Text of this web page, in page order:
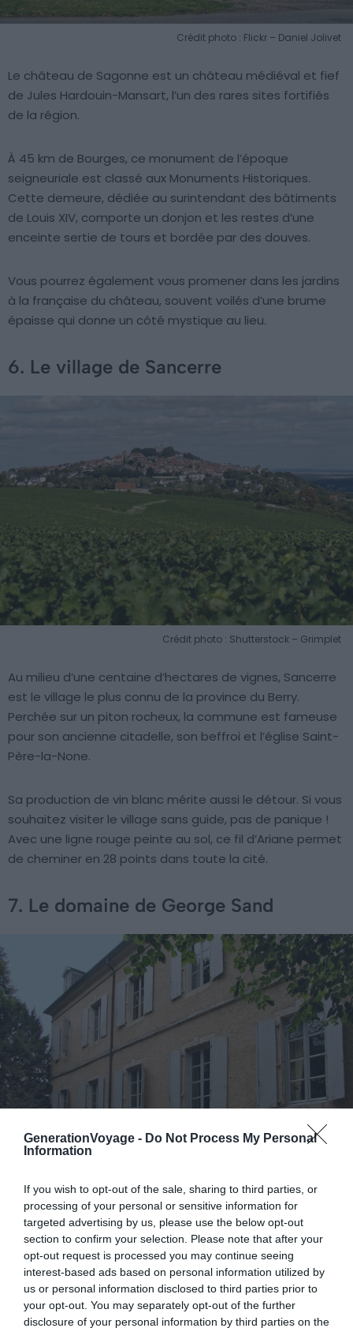
GenerationVoyage - Do Not Process My Personal
Information
If you wish to opt-out of the sale, sharing to third parties, or
processing of your personal or sensitive information for
targeted advertising by us, please use the below opt-out
section to confirm your selection. Please note that after your
opt-out request is processed you may continue seeing
interest-based ads based on personal information utilized by
us or personal information disclosed to third parties prior to
your opt-out. You may separately opt-out of the further
disclosure of your personal information by third parties on the
Crédit photo : Flickr – Daniel Jolivet
Le château de Sagonne est un château médiéval et fief
de Jules Hardouin-Mansart, l’un des rares sites fortifiés
de la région.
À 45 km de Bourges, ce monument de l’époque
seigneuriale est classé aux Monuments Historiques.
Cette demeure, dédiée au surintendant des bâtiments
de Louis XIV, comporte un donjon et les restes d’une
enceinte sertie de tours et bordée par des douves.
Vous pourrez également vous promener dans les jardins
à la française du château, souvent voilés d’une brume
épaisse qui donne un côté mystique au lieu.
6. Le village de Sancerre
Crédit photo : Shutterstock – Grimplet
Au milieu d’une centaine d’hectares de vignes, Sancerre
est le village le plus connu de la province du Berry.
Perchée sur un piton rocheux, la commune est fameuse
pour son ancienne citadelle, son beffroi et l’église Saint-
Père-la-None.
Sa production de vin blanc mérite aussi le détour. Si vous
souhaitez visiter le village sans guide, pas de panique !
Avec une ligne rouge peinte au sol, ce fil d’Ariane permet
de cheminer en 28 points dans toute la cité.
7. Le domaine de George Sand
Crédit photo : Flickr – Daniel Jolivet
George Sand n’a pas besoin d’introduction. Avec ses 200
écrits, la célèbre écrivaine a marqué l’histoire de la
littérature française. Tous ses chefs d’œuvres, elle les a
écrits dans sa demeure à Nohant.